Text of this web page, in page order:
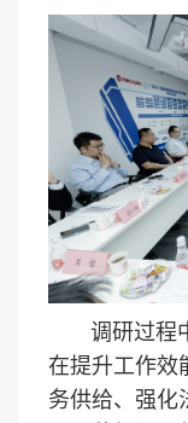
调研过程中
在提升工作效
务供给、强化